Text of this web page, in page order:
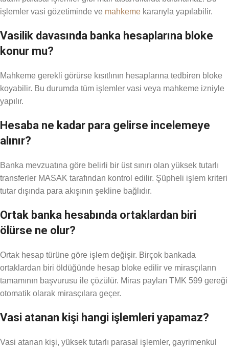
işlemler vasi gözetiminde ve mahkeme kararıyla yapılabilir.
Vasilik davasında banka hesaplarına bloke
konur mu?
Mahkeme gerekli görürse kısıtlının hesaplarına tedbiren bloke
koyabilir. Bu durumda tüm işlemler vasi veya mahkeme izniyle
yapılır.
Hesaba ne kadar para gelirse incelemeye
alınır?
Banka mevzuatına göre belirli bir üst sınırı olan yüksek tutarlı
transferler MASAK tarafından kontrol edilir. Şüpheli işlem kriteri
tutar dışında para akışının şekline bağlıdır.
Ortak banka hesabında ortaklardan biri
ölürse ne olur?
Ortak hesap türüne göre işlem değişir. Birçok bankada
ortaklardan biri öldüğünde hesap bloke edilir ve mirasçıların
tamamının başvurusu ile çözülür. Miras payları TMK 599 gereği
otomatik olarak mirasçılara geçer.
Vasi atanan kişi hangi işlemleri yapamaz?
Vasi atanan kişi, yüksek tutarlı parasal işlemler, gayrimenkul